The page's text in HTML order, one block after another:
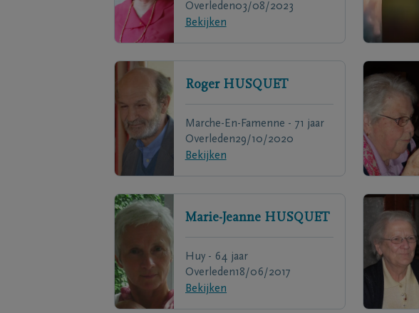
Overleden03/08/2023
Bekijken
Roger HUSQUET
Marche-En-Famenne - 71 jaar
Overleden29/10/2020
Bekijken
Marie-Jeanne HUSQUET
Huy - 64 jaar
Overleden18/06/2017
Bekijken